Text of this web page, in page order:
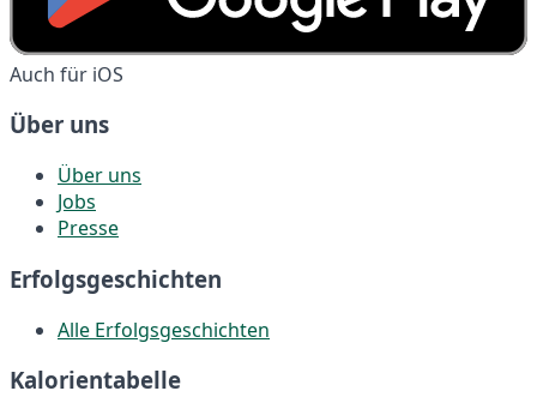
Auch für iOS
Über uns
Über uns
Jobs
Presse
Erfolgsgeschichten
Alle Erfolgsgeschichten
Kalorientabelle